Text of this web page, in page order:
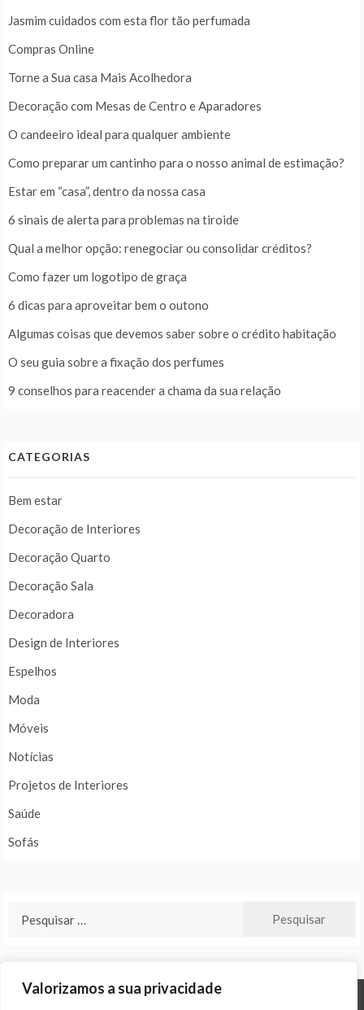
Valorizamos a sua privacidade
Jasmim cuidados com esta flor tão perfumada
Compras Online
Torne a Sua casa Mais Acolhedora
Decoração com Mesas de Centro e Aparadores
O candeeiro ideal para qualquer ambiente
Como preparar um cantinho para o nosso animal de estimação?
Estar em “casa”, dentro da nossa casa
6 sinais de alerta para problemas na tiroide
Qual a melhor opção: renegociar ou consolidar créditos?
Como fazer um logotipo de graça
6 dicas para aproveitar bem o outono
Algumas coisas que devemos saber sobre o crédito habitação
O seu guia sobre a fixação dos perfumes
9 conselhos para reacender a chama da sua relação
CATEGORIAS
Bem estar
Decoração de Interiores
Decoração Quarto
Decoração Sala
Decoradora
Design de Interiores
Espelhos
Moda
Móveis
Notícias
Projetos de Interiores
Saúde
Sofás